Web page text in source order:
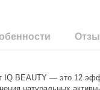
IQ BEAUTY — это 12